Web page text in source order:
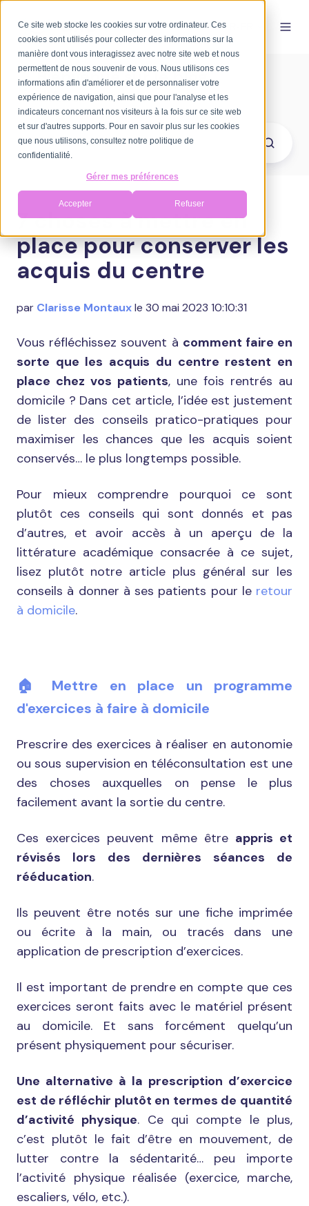
Ce site web stocke les cookies sur votre ordinateur. Ces
cookies sont utilisés pour collecter des informations sur la
manière dont vous interagissez avec notre site web et nous
permettent de nous souvenir de vous. Nous utilisons ces
informations afin d'améliorer et de personnaliser votre
expérience de navigation, ainsi que pour l'analyse et les
indicateurs concernant nos visiteurs à la fois sur ce site web
et sur d'autres supports. Pour en savoir plus sur les cookies
que nous utilisons, consultez notre politique de
confidentialité.
Gérer mes préférences
Accepter Refuser
FR-FR
Bienvenue sur le blog
d'Axomove
7 choses à mettre en
place pour conserver les
acquis du centre
par Clarisse Montauxle 30 mai 2023 10:10:31
Vous réfléchissez souvent à comment faire en
sorte que les acquis du centre restent en
place chez vos patients, une fois rentrés au
domicile ? Dans cet article, l’idée est justement
de lister des conseils pratico-pratiques pour
maximiser les chances que les acquis soient
conservés… le plus longtemps possible.
Pour mieux comprendre pourquoi ce sont
plutôt ces conseils qui sont donnés et pas
d’autres, et avoir accès à un aperçu de la
littérature académique consacrée à ce sujet,
lisez plutôt notre article plus général sur les
conseils à donner à ses patients pour le retour
à domicile.
🏠 Mettre en place un programme
d'exercices à faire à domicile
Prescrire des exercices à réaliser en autonomie
ou sous supervision en téléconsultation est une
des choses auxquelles on pense le plus
facilement avant la sortie du centre.
Ces exercices peuvent même être appris et
révisés lors des dernières séances de
rééducation.
Ils peuvent être notés sur une fiche imprimée
ou écrite à la main, ou tracés dans une
application de prescription d’exercices.
Il est important de prendre en compte que ces
exercices seront faits avec le matériel présent
au domicile. Et sans forcément quelqu’un
présent physiquement pour sécuriser.
Une alternative à la prescription d’exercice
est de réfléchir plutôt en termes de quantité
d’activité physique. Ce qui compte le plus,
c’est plutôt le fait d’être en mouvement, de
lutter contre la sédentarité… peu importe
l’activité physique réalisée (exercice, marche,
escaliers, vélo, etc.).